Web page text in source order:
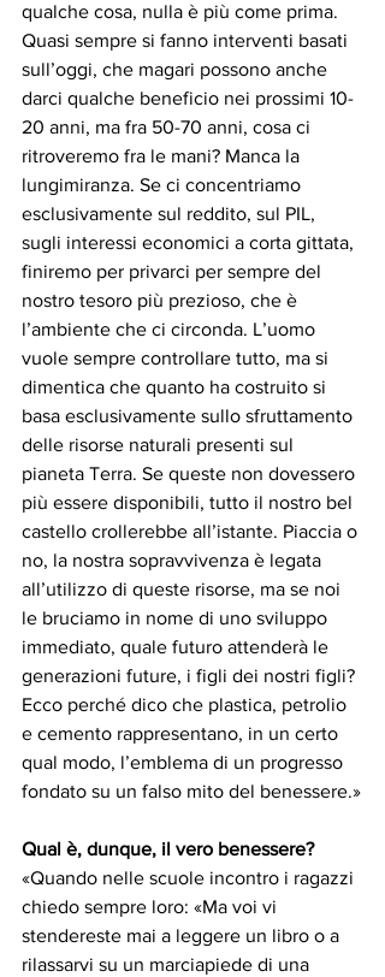
qualche cosa, nulla è più come prima.
Quasi sempre si fanno interventi basati
sull’oggi, che magari possono anche
darci qualche beneficio nei prossimi 10-
20 anni, ma fra 50-70 anni, cosa ci
ritroveremo fra le mani? Manca la
lungimiranza. Se ci concentriamo
esclusivamente sul reddito, sul PIL,
sugli interessi economici a corta gittata,
finiremo per privarci per sempre del
nostro tesoro più prezioso, che è
l’ambiente che ci circonda. L’uomo
vuole sempre controllare tutto, ma si
dimentica che quanto ha costruito si
basa esclusivamente sullo sfruttamento
delle risorse naturali presenti sul
pianeta Terra. Se queste non dovessero
più essere disponibili, tutto il nostro bel
castello crollerebbe all’istante. Piaccia o
no, la nostra sopravvivenza è legata
all’utilizzo di queste risorse, ma se noi
le bruciamo in nome di uno sviluppo
immediato, quale futuro attenderà le
generazioni future, i figli dei nostri figli?
Ecco perché dico che plastica, petrolio
e cemento rappresentano, in un certo
qual modo, l’emblema di un progresso
fondato su un falso mito del benessere.»
Qual è, dunque, il vero benessere?
«Quando nelle scuole incontro i ragazzi
chiedo sempre loro: «Ma voi vi
stendereste mai a leggere un libro o a
rilassarvi su un marciapiede di una